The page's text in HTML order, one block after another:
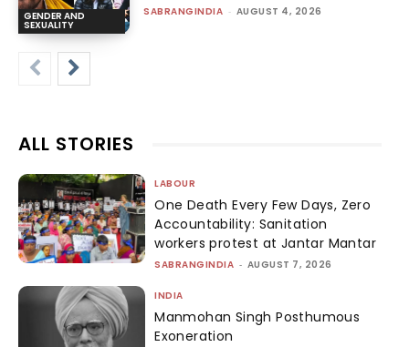
GENDER AND
SEXUALITY
SABRANGINDIA - AUGUST 4, 2026
ALL STORIES
LABOUR
One Death Every Few Days, Zero
Accountability: Sanitation
workers protest at Jantar Mantar
SABRANGINDIA - AUGUST 7, 2026
INDIA
Manmohan Singh Posthumous
Exoneration